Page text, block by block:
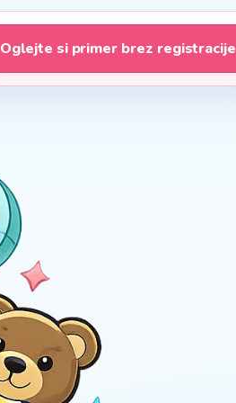
Oglejte si primer brez registracije